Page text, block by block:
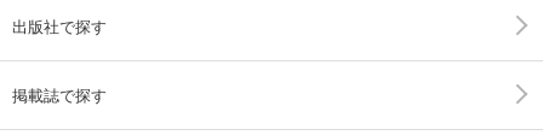
出版社で探す
掲載誌で探す